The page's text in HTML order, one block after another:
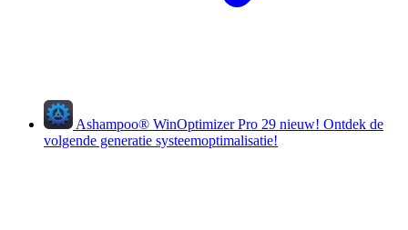
Ashampoo® WinOptimizer Pro 29 nieuw! Ontdek de
volgende generatie systeemoptimalisatie!